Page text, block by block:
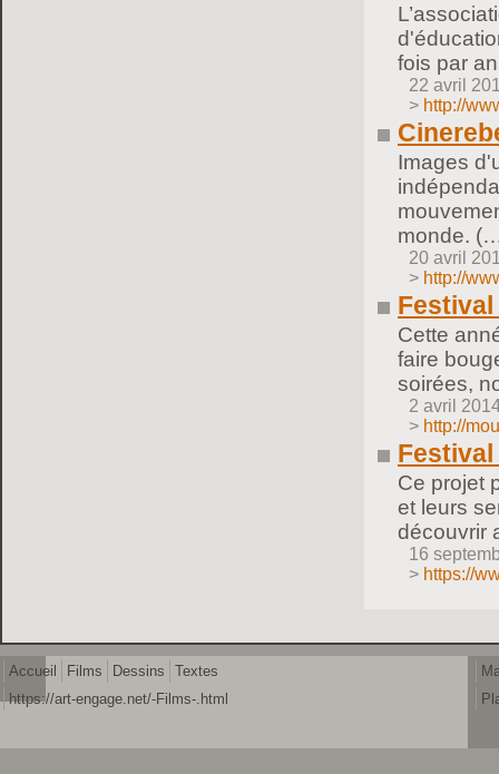
fois par
22 avril
> http://
Images
monde.
20 avril
> http://
Cette
faire
soirées,
2 avril
> http://
Ce projet
et leurs
découvrir
16
> https://
Accueil Films Dessins
Textes
https://art-engage.net/-Films-.html